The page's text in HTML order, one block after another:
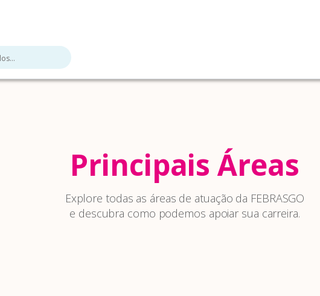
Principais Áreas
Explore todas as áreas de atuação da FEBRASGO
e descubra como podemos apoiar sua carreira.